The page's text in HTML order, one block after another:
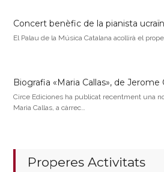
Concert benèfic de la pianista
El Palau de la Música Catalana acollirà el
Biografia «Maria Callas», de Jerome
Circe Ediciones ha publicat recentment una
Maria Callas, a càrrec…
Properes Activitats